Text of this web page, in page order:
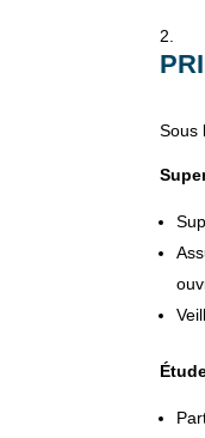
Sous